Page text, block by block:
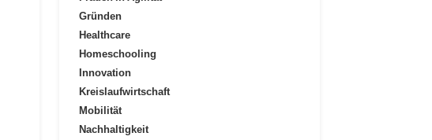
Gründen
Healthcare
Homeschooling
Innovation
Kreislaufwirtschaft
Mobilität
Nachhaltigkeit